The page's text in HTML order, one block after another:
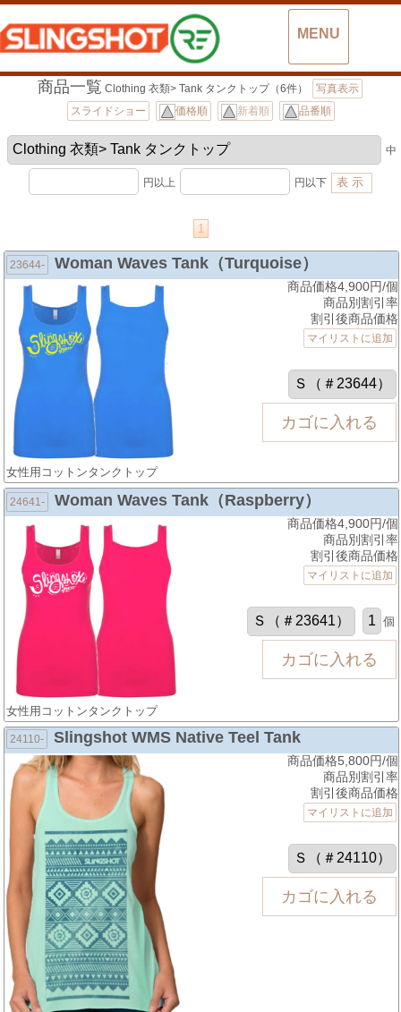
MENU
商品一覧 Clothing 衣類> Tank タンクトップ（6件）
写真表示
スライドショー
価格順 新着順 品番順
中
円以上 円以下
1
23644- Woman Waves Tank（Turquoise）
商品価格4,900円/個
商品別割引率
割引後商品価格
マイリストに追加
女性用コットンタンクトップ
24641- Woman Waves Tank（Raspberry）
商品価格4,900円/個
商品別割引率
割引後商品価格
マイリストに追加
個
女性用コットンタンクトップ
24110- Slingshot WMS Native Teel Tank
商品価格5,800円/個
商品別割引率
割引後商品価格
マイリストに追加